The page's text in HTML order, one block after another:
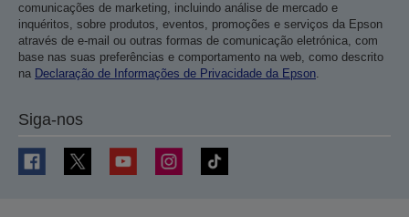
comunicações de marketing, incluindo análise de mercado e
inquéritos, sobre produtos, eventos, promoções e serviços da Epson
através de e-mail ou outras formas de comunicação eletrónica, com
base nas suas preferências e comportamento na web, como descrito
na Declaração de Informações de Privacidade da Epson.
Siga-nos